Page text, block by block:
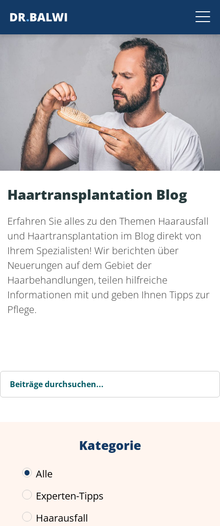
Haartransplantation Blog
Erfahren Sie alles zu den Themen Haarausfall
und Haartransplantation im Blog direkt von
Ihrem Spezialisten! Wir berichten über
Neuerungen auf dem Gebiet der
Haarbehandlungen, teilen hilfreiche
Informationen mit und geben Ihnen Tipps zur
Pflege.
Kategorie
Alle
Experten-Tipps
Haarausfall